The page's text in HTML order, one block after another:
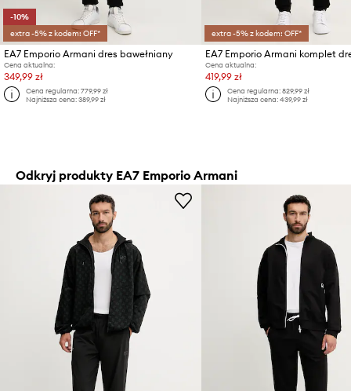
-10%
extra -5% z kodem: OFF*
EA7 Emporio Armani dres bawełniany
Cena aktualna:
349,99 zł
Cena regularna:779,99 zł
Najniższa cena:389,99 zł
extra -5% z kodem: OFF*
Cena aktualna:
419,99 zł
Cena regularna:829,99 zł
Najniższa cena:439,99 zł
Odkryj produkty EA7 Emporio Armani